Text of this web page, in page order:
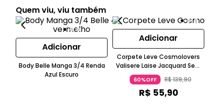
Quem viu, viu também
Adicionar
Body Belle Manga 3/4 Renda
Azul Escuro
Adicionar
Corpete Leve Cosmolovers
Valisere Laise Jacquard Sem
Manga Azul Escuro
60%OFF R$139,90
R$ 55,90